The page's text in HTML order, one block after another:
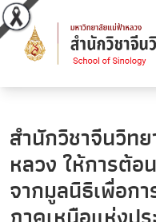
สำนักวิชาจีนวิท
หลวง ให้การต้
จากมูลนิธิเพื่อก